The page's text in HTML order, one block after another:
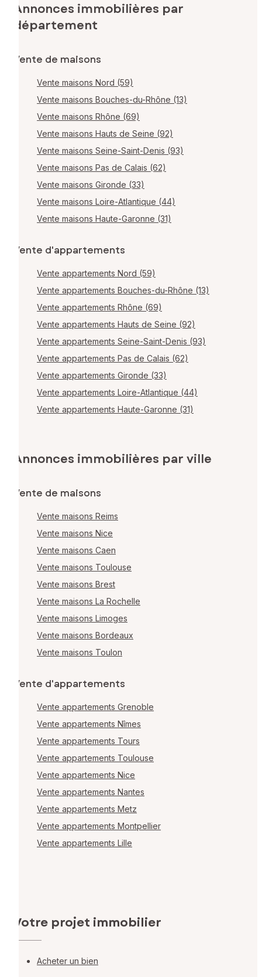
Annonces immobilières par
département
Vente de maisons
Vente maisons Nord (59)
Vente maisons Bouches-du-Rhône (13)
Vente maisons Rhône (69)
Vente maisons Hauts de Seine (92)
Vente maisons Seine-Saint-Denis (93)
Vente maisons Pas de Calais (62)
Vente maisons Gironde (33)
Vente maisons Loire-Atlantique (44)
Vente maisons Haute-Garonne (31)
Vente d'appartements
Vente appartements Nord (59)
Vente appartements Bouches-du-Rhône (13)
Vente appartements Rhône (69)
Vente appartements Hauts de Seine (92)
Vente appartements Seine-Saint-Denis (93)
Vente appartements Pas de Calais (62)
Vente appartements Gironde (33)
Vente appartements Loire-Atlantique (44)
Vente appartements Haute-Garonne (31)
Annonces immobilières par ville
Vente de maisons
Vente maisons Reims
Vente maisons Nice
Vente maisons Caen
Vente maisons Toulouse
Vente maisons Brest
Vente maisons La Rochelle
Vente maisons Limoges
Vente maisons Bordeaux
Vente maisons Toulon
Vente d'appartements
Vente appartements Grenoble
Vente appartements Nîmes
Vente appartements Tours
Vente appartements Toulouse
Vente appartements Nice
Vente appartements Nantes
Vente appartements Metz
Vente appartements Montpellier
Vente appartements Lille
Votre projet immobilier
Acheter un bien